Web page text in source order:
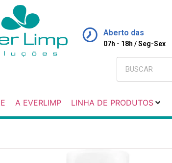
Aberto das
07h - 18h / Seg-Sex
A EVERLIMP LINHA DE PRODUTOS